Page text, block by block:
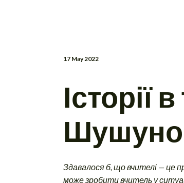
17 May 2022
Історії
Здавалося б, що вчителі — це
може зробити вчитель у